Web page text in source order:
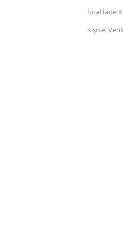
İptal İade
Kişisel